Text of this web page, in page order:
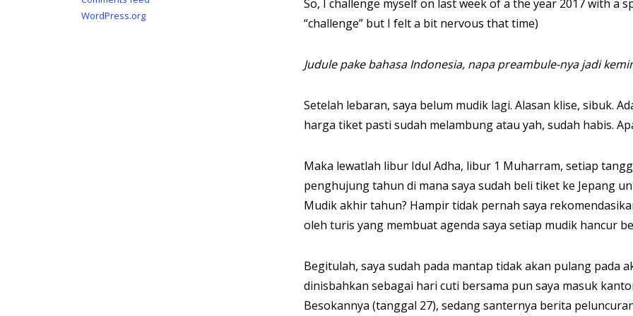
So, I challenge myself on last week of a the year 2017 with a
“challenge” but I felt a bit nervous that time)
Judule pake bahasa Indonesia, napa preambule-nya jadi
Setelah lebaran, saya belum mudik lagi. Alasan klise, sibuk.
harga tiket pasti sudah melambung atau yah, sudah habis.
Maka lewatlah libur Idul Adha, libur 1 Muharram, setiap
penghujung tahun di mana saya sudah beli tiket ke Jepang
Mudik akhir tahun? Hampir tidak pernah saya
oleh turis yang membuat agenda saya setiap mudik hancur
Begitulah, saya sudah pada mantap tidak akan pulang pada
dinisbahkan sebagai hari cuti bersama pun saya masuk
Besokannya (tanggal 27), sedang santernya berita
WordPress.org